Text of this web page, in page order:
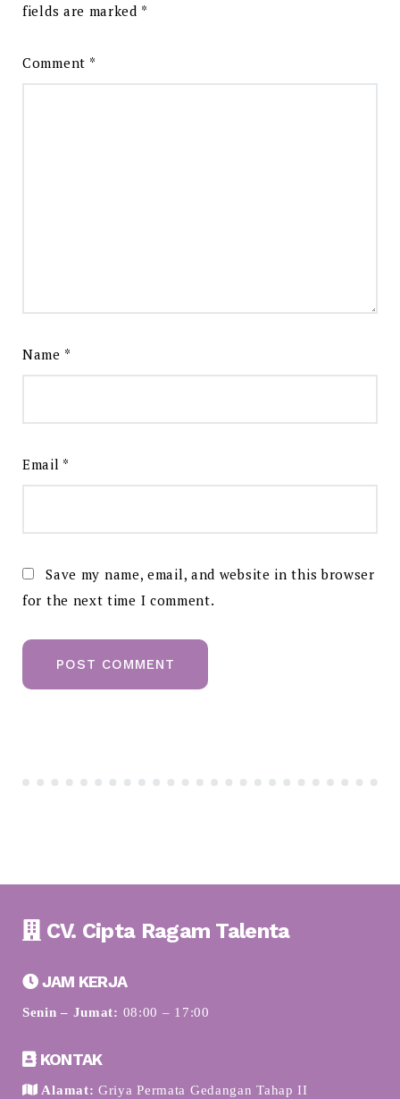
fields are marked *
Comment *
Name *
Email *
Save my name, email, and website in this browser
for the next time I comment.
CV. Cipta Ragam Talenta
JAM KERJA
Senin – Jumat: 08:00 – 17:00
KONTAK
Alamat: Griya Permata Gedangan Tahap II